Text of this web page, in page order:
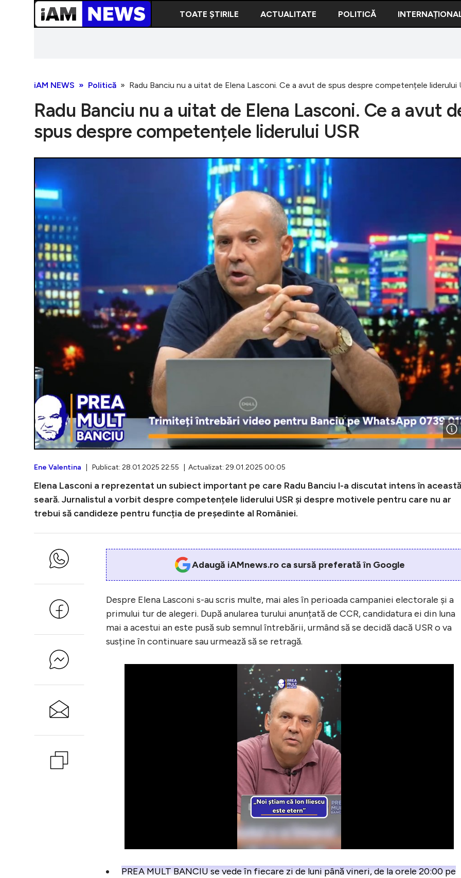
TOATE ȘTIRILE ACTUALITATE POLITICĂ
iAM NEWS Politică Radu Banciu nu a uitat de Elena Lasconi. Ce a avut de spus despre competențele liderului
Radu Banciu nu a uitat de Elena Lasconi. Ce a avut
spus despre competențele liderului USR
Ene Valentina | Publicat: 28.01.2025 22:55 | Actualizat: 29.01.2025 00:05
Elena Lasconi a reprezentat un subiect important pe care Radu Banciu l-a discutat intens în această
seară. Jurnalistul a vorbit despre competențele liderului USR și despre motivele pentru care nu ar
trebui să candideze pentru funcția de președinte al României.
Adaugă iAMnews.ro ca sursă preferată în Google
Despre Elena Lasconi s-au scris multe, mai ales în perioada campaniei electorale și a
primului tur de alegeri. După anularea turului anunțată de CCR, candidatura ei din luna
mai a acestui an este pusă sub semnul întrebării, urmând să se decidă dacă USR o va
susține în continuare sau urmează să se retragă.
PREA MULT BANCIU se vede în fiecare zi de luni până vineri, de la orele 20:00 pe